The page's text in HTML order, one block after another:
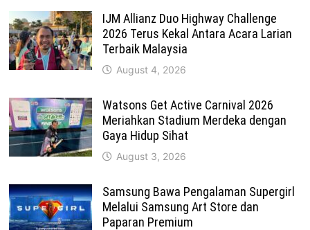
IJM Allianz Duo Highway Challenge
2026 Terus Kekal Antara Acara Larian
Terbaik Malaysia
August 4, 2026
Watsons Get Active Carnival 2026
Meriahkan Stadium Merdeka dengan
Gaya Hidup Sihat
August 3, 2026
Samsung Bawa Pengalaman Supergirl
Melalui Samsung Art Store dan
Paparan Premium